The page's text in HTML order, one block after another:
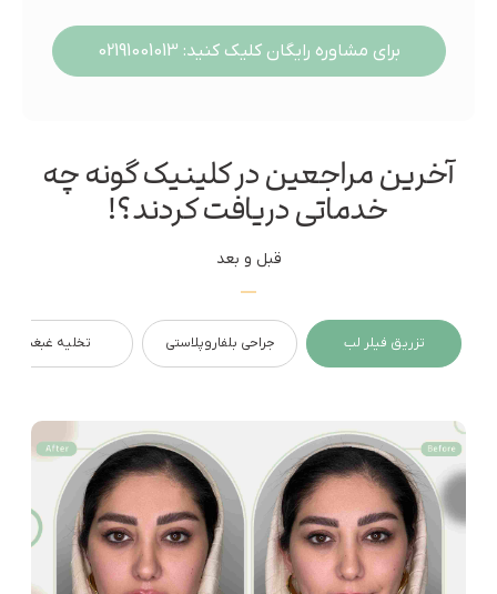
برای مشاوره رایگان کلیک کنید: 02191001013
آخرین مراجعین در کلینیک گونه چه
خدماتی دریافت کردند؟!
قبل و بعد
تزریق فیلر لب جراحی بلفاروپلاستی تخلیه غبغب